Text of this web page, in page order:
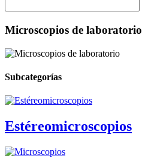
Microscopios de laboratorio
Subcategorías
Estéreomicroscopios